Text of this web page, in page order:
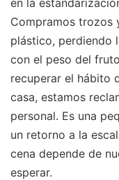
Compramos trozos
plástico, perdiendo
con el peso del
recuperar el hábito
casa, estamos
personal. Es una
un retorno a la
cena depende de
esperar.